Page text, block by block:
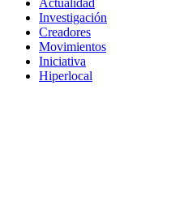
Actualidad
Investigación
Creadores
Movimientos
Iniciativa
Hiperlocal